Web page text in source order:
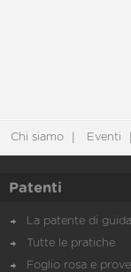
Chi siamo Eventi
Patenti
La patente di guida
Tutte le pratiche
Foglio rosa e prove